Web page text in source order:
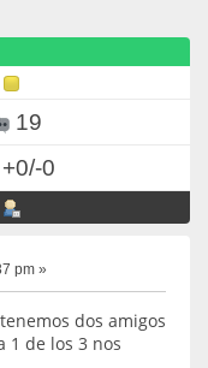
19
+0/-0
pm »
dos amigos
1 de los 3 nos